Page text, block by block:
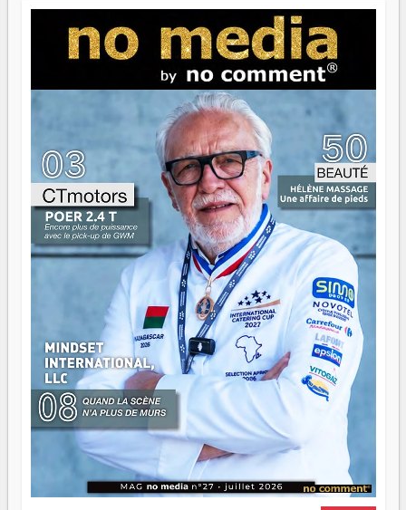
jeunes qui tiennent la torche. Alors oui, on pourrait
s'arrêter là, applaudir et rentrer chez soi satisfait. Mais ce
serait passer à côté d'une chose essentielle. La fougue, ça
brûle fort — et parfois, ça brûle vite. Une flamme sans
direction peut éclairer autant qu'elle peut consumer. C'est
là que les aînés entrent en scène — pas pour reprendre le
gouvernail, mais pour montrer où sont les récifs. Les jeunes
ont la force, les vieux ont l'expérience, comme on dit. Ce
n'est pas un combat de générations — c'est une question
d'équipage. Partagez vos réussites, mais aussi vos échecs.
Surtout vos échecs, d'ailleurs — ils enseignent mieux que
n'importe quel manuel. À Madagascar, la barque avance.
Il faut juste s'assurer que tout le monde rame dans le
même sens.